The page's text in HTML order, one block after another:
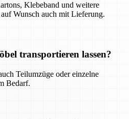
Klebeband und weitere
Wunsch auch mit Lieferung.
transportieren lassen?
Teilumzüge oder einzelne
Bedarf.